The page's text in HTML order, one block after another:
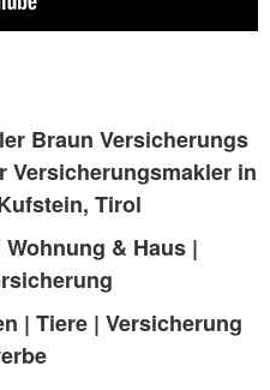
Braun Versicherungs
Versicherungsmakler in
Tirol
& Haus |
| Tiere | Versicherung